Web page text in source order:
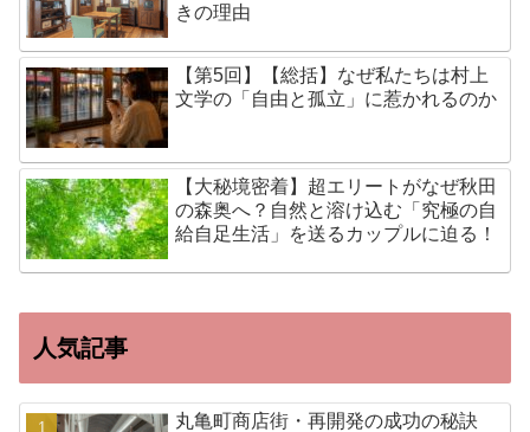
きの理由
【第5回】【総括】なぜ私たちは村上
文学の「自由と孤立」に惹かれるのか
【大秘境密着】超エリートがなぜ秋田
の森奥へ？自然と溶け込む「究極の自
給自足生活」を送るカップルに迫る！
人気記事
丸亀町商店街・再開発の成功の秘訣